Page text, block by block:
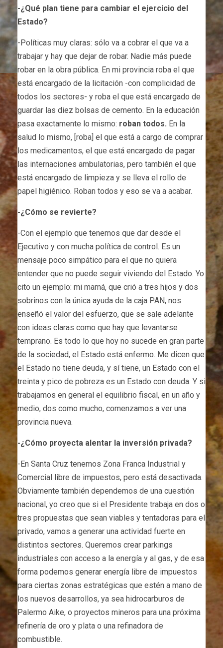
-¿Qué plan tiene para cambiar el ejercicio del
Estado?
-Políticas muy claras: sólo va a cobrar el que va a
trabajar y hay que dejar de robar. Nadie más puede
robar en la obra pública. En mi provincia roba el que
está encargado de la licitación -con complicidad de
todos los sectores- y roba el que está encargado de
guardar las diez bolsas de cemento. En la educación
pasa exactamente lo mismo: roban todos. En la
salud lo mismo, [roba] el que está a cargo de comprar
los medicamentos, el que está encargado de pagar
las internaciones ambulatorias, pero también el que
está encargado de limpieza y se lleva el rollo de
papel higiénico. Roban todos y eso se va a acabar.
-¿Cómo se revierte?
-Con el ejemplo que tenemos que dar desde el
Ejecutivo y con mucha política de control. Es un
mensaje poco simpático para el que no quiera
entender que no puede seguir viviendo del Estado. Yo
cito un ejemplo: mi mamá, que crió a tres hijos y dos
sobrinos con la única ayuda de la caja PAN, nos
enseñó el valor del esfuerzo, que se sale adelante
con ideas claras como que hay que levantarse
temprano. Es todo lo que hoy no sucede en gran parte
de la sociedad, el Estado está enfermo. Me dicen que
el Estado no tiene deuda, y sí tiene, un Estado con el
treinta y pico de pobreza es un Estado con deuda. Y si
trabajamos en general el equilibrio fiscal, en un año y
medio, dos como mucho, comenzamos a ver una
provincia nueva.
-¿Cómo proyecta alentar la inversión privada?
-En Santa Cruz tenemos Zona Franca Industrial y
Comercial libre de impuestos, pero está desactivada.
Obviamente también dependemos de una cuestión
nacional, yo creo que si el Presidente trabaja en dos o
tres propuestas que sean viables y tentadoras para el
privado, vamos a generar una actividad fuerte en
distintos sectores. Queremos crear parkings
industriales con acceso a la energía y al gas, y de esa
forma podemos generar energía libre de impuestos
para ciertas zonas estratégicas que estén a mano de
los nuevos desarrollos, ya sea hidrocarburos de
Palermo Aike, o proyectos mineros para una próxima
refinería de oro y plata o una refinadora de
combustible.